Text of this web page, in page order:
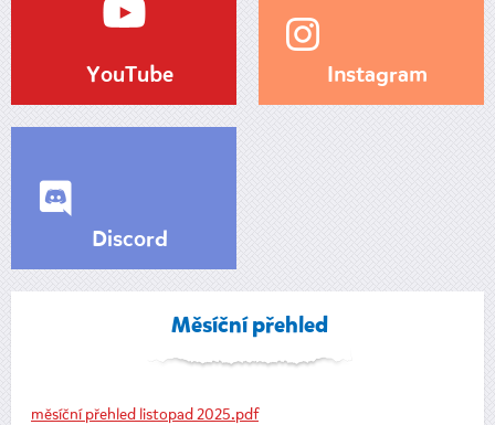
YouTube Instagram
Discord
Měsíční přehled
měsíční přehled listopad 2025.pdf